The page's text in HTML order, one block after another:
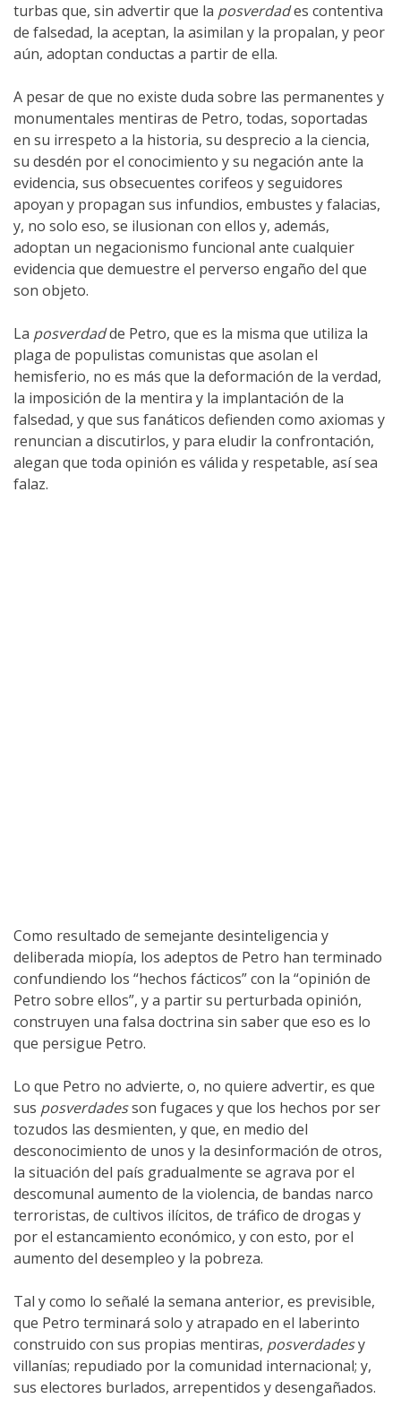
turbas que, sin advertir que la posverdades contentiva
de falsedad, la aceptan, la asimilan y la propalan, y peor
aún, adoptan conductas a partir de ella.
A pesar de que no existe duda sobre las permanentes y
monumentales mentiras de Petro, todas, soportadas
en su irrespeto a la historia, su desprecio a la ciencia,
su desdén por el conocimiento y su negación ante la
evidencia, sus obsecuentes corifeos y seguidores
apoyan y propagan sus infundios, embustes y falacias,
y, no solo eso, se ilusionan con ellos y, además,
adoptan un negacionismo funcional ante cualquier
evidencia que demuestre el perverso engaño del que
son objeto.
La posverdadde Petro, que es la misma que utiliza la
plaga de populistas comunistas que asolan el
hemisferio, no es más que la deformación de la verdad,
la imposición de la mentira y la implantación de la
falsedad, y que sus fanáticos defienden como axiomas y
renuncian a discutirlos, y para eludir la confrontación,
alegan que toda opinión es válida y respetable, así sea
falaz.
Como resultado de semejante desinteligencia y
deliberada miopía, los adeptos de Petro han terminado
confundiendo los “hechos fácticos” con la “opinión de
Petro sobre ellos”, y a partir su perturbada opinión,
construyen una falsa doctrina sin saber que eso es lo
que persigue Petro.
Lo que Petro no advierte, o, no quiere advertir, es que
sus posverdadesson fugaces y que los hechos por ser
tozudos las desmienten, y que, en medio del
desconocimiento de unos y la desinformación de otros,
la situación del país gradualmente se agrava por el
descomunal aumento de la violencia, de bandas narco
terroristas, de cultivos ilícitos, de tráfico de drogas y
por el estancamiento económico, y con esto, por el
aumento del desempleo y la pobreza.
Tal y como lo señalé la semana anterior, es previsible,
que Petro terminará solo y atrapado en el laberinto
construido con sus propias mentiras, posverdadesy
villanías; repudiado por la comunidad internacional; y,
sus electores burlados, arrepentidos y desengañados.